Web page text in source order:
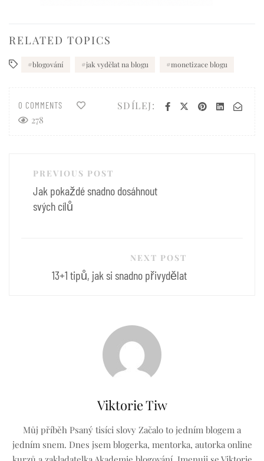
RELATED TOPICS
blogování jak vydělat na blogu monetizace blogu
SDÍLEJ:
0 COMMENTS
278
příspěvek
PREVIOUS POST
Jak pokaždé snadno dosáhnout
svých cílů
NEXT POST
13+1 tipů, jak si snadno přivydělat
Viktorie Tiw
Můj příběh Psaný tisíci slovy Začalo to jedním blogem a
jedním snem. Dnes jsem blogerka, mentorka, autorka online